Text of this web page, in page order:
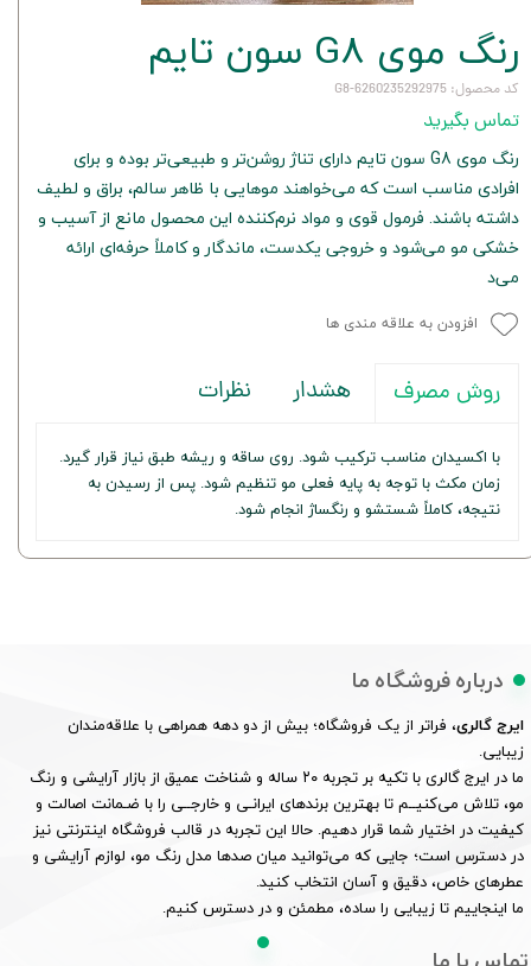
رنگ موی G8 سون تایم
کد محصول: 6260235292975-G8
تماس بگیرید
رنگ موی G8 سون تایم دارای تناژ روشن‌تر و طبیعی‌تر بوده و برای
افرادی مناسب است که می‌خواهند موهایی با ظاهر سالم، براق و لطیف
داشته باشند. فرمول قوی و مواد نرم‌کننده این محصول مانع از آسیب و
خشکی مو می‌شود و خروجی یکدست، ماندگار و کاملاً حرفه‌ای ارائه
می‌د
افزودن به علاقه مندی ها
روش مصرف هشدار نظرات
با اکسیدان مناسب ترکیب شود. روی ساقه و ریشه طبق نیاز قرار گیرد.
زمان مکث با توجه به پایه فعلی مو تنظیم شود. پس از رسیدن به
نتیجه، کاملاً شستشو و رنگساژ انجام شود.
درباره فروشگاه ما
ایرج گالری، فراتر از یک فروشگاه؛ بیش از دو دهه همراهی با علاقه‌مندان
زیبایی.
ما در ایرج گالری با تکیه بر تجربه ۲۰ ساله و شناخت عمیق از بازار آرایشی و رنگ
مو، تلاش می‌کنیــم تا بهترین برندهای ایرانـی و خارجــی را با ضـمانت اصالت و
کیفیت در اختیار شما قرار دهیم. حالا این تجربه در قالب فروشگاه اینترنتی نیز
در دسترس است؛ جایی که می‌توانید میان صدها مدل رنگ مو، لوازم آرایشی و
عطرهای خاص، دقیق و آسان انتخاب کنید.
ما اینجاییم تا زیبایی را ساده، مطمئن و در دسترس کنیم.